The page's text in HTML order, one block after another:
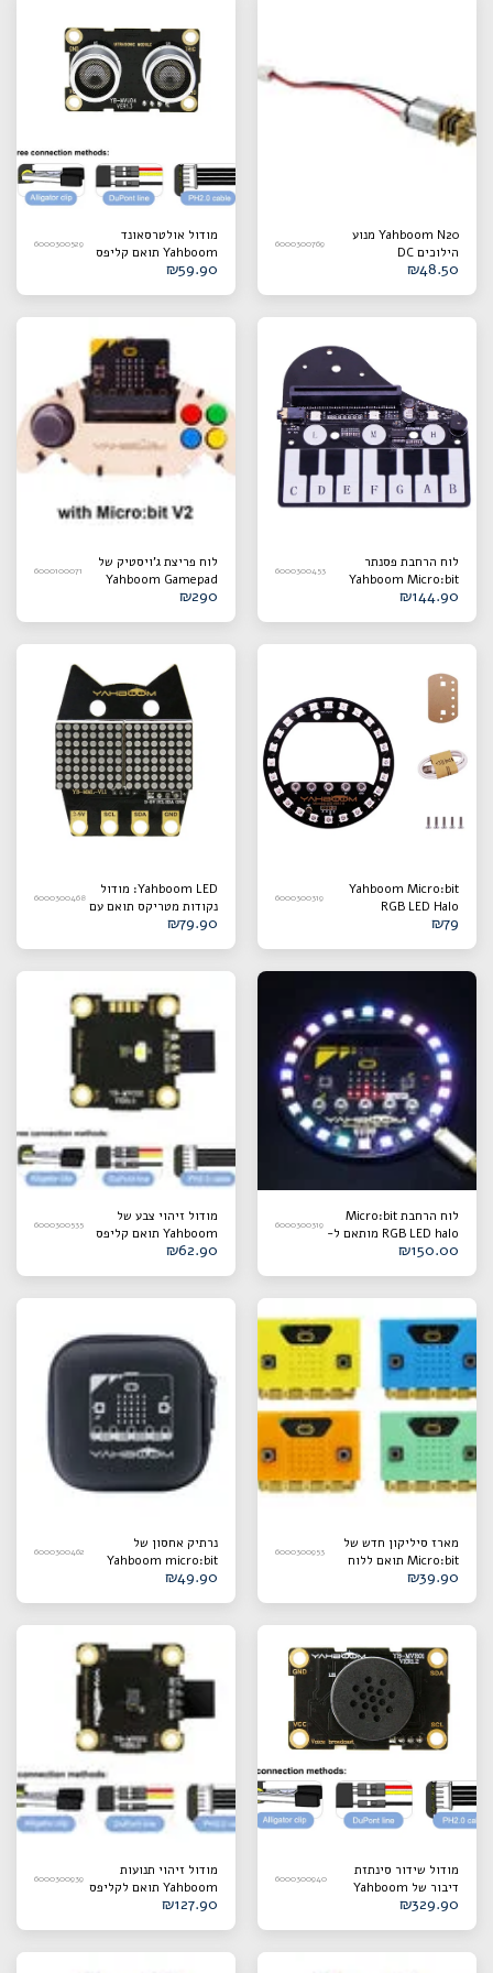
המבולגן והמסורבל.
Yahboom N20 מנוע
הילוכים DC
6000300769
₪48.50
מודול אולטרסאונד
Yahboom תואם קליפס
6000300529
₪59.90
לוח הרחבת פסנתר
Yahboom Micro:bit
6000300453
₪144.90
לוח פריצת ג'ויסטיק של
Yahboom Gamepad
עבור BBC Micro:bit
6000100071
₪290
Yahboom Micro:bit
RGB LED Halo
Expansion Board
6000300319
₪79
Yahboom LED: מודול
נקודות מטריקס תואם עם
תפס תנין/קו
6000300468
₪79.90
לוח הרחבת Micro:bit
RGB LED halo מותאם ל-
Micro:bit 1.5/V2
6000300319
₪150.00
מודול זיהוי צבע של
Yahboom תואם קליפס
6000300535
₪62.90
מארז סיליקון חדש של
Micro:bit תואם ללוח
V1.5/V2
6000300953
₪39.90
נרתיק אחסון של
Yahboom micro:bit
6000300462
₪49.90
מודול שידור סינתזת
דיבור של Yahboom
תואם קליפס תנין/קו
6000300940
₪329.90
מודול זיהוי תנועות
Yahboom תואם לקליפס
6000300939
₪127.90